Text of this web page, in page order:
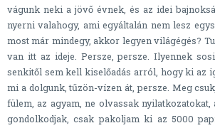
vágunk neki a jövő évnek, és az idei
nyerni valahogy, ami egyáltalán nem lesz
most már mindegy, akkor legyen világégés?
van itt az ideje. Persze, persze. Ilyennek
senkitől sem kell kiselőadás arról, hogy ki az
mi a dolgunk, tűzön-vízen át, persze. Meg
fülem, az agyam, ne olvassak
gondolkodjak, csak pakoljam ki az 5000